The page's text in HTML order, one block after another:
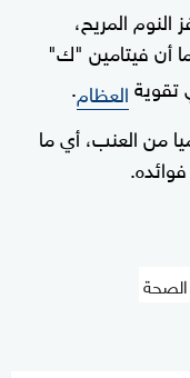
المريح،
أن فيتامين "ك"
تقويةالعظام.
من العنب، أي ما
الصحة